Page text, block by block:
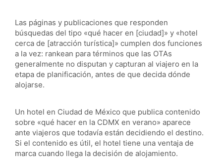
Las páginas y publicaciones que responden
búsquedas del tipo «qué hacer en [ciudad]» y «hotel
cerca de [atracción turística]» cumplen dos funciones
a la vez: rankean para términos que las OTAs
generalmente no disputan y capturan al viajero en la
etapa de planificación, antes de que decida dónde
alojarse.
Un hotel en Ciudad de México que publica contenido
sobre «qué hacer en la CDMX en verano» aparece
ante viajeros que todavía están decidiendo el destino.
Si el contenido es útil, el hotel tiene una ventaja de
marca cuando llega la decisión de alojamiento.